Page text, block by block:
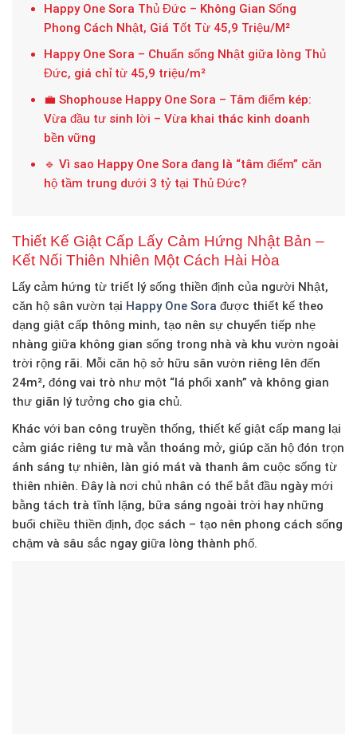
Happy One Sora Thủ Đức – Không Gian Sống
Phong Cách Nhật, Giá Tốt Từ 45,9 Triệu/M²
Happy One Sora – Chuẩn sống Nhật giữa lòng Thủ
Đức, giá chỉ từ 45,9 triệu/m²
💼 Shophouse Happy One Sora – Tâm điểm kép:
Vừa đầu tư sinh lời – Vừa khai thác kinh doanh
bền vững
🔹 Vì sao Happy One Sora đang là “tâm điểm” căn
hộ tầm trung dưới 3 tỷ tại Thủ Đức?
Thiết Kế Giật Cấp Lấy Cảm Hứng Nhật Bản –
Kết Nối Thiên Nhiên Một Cách Hài Hòa
Lấy cảm hứng từ triết lý sống thiền định của người Nhật,
căn hộ sân vườn tại Happy One Sora được thiết kế theo
dạng giật cấp thông minh, tạo nên sự chuyển tiếp nhẹ
nhàng giữa không gian sống trong nhà và khu vườn ngoài
trời rộng rãi. Mỗi căn hộ sở hữu sân vườn riêng lên đến
24m², đóng vai trò như một “lá phổi xanh” và không gian
thư giãn lý tưởng cho gia chủ.
Khác với ban công truyền thống, thiết kế giật cấp mang lại
cảm giác riêng tư mà vẫn thoáng mở, giúp căn hộ đón trọn
ánh sáng tự nhiên, làn gió mát và thanh âm cuộc sống từ
thiên nhiên. Đây là nơi chủ nhân có thể bắt đầu ngày mới
bằng tách trà tĩnh lặng, bữa sáng ngoài trời hay những
buổi chiều thiền định, đọc sách – tạo nên phong cách sống
chậm và sâu sắc ngay giữa lòng thành phố.